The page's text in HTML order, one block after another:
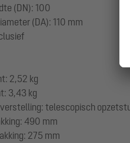
(DN): 100
(DA): 110 mm
2,52 kg
3,43 kg
telescopisch
490 mm
275 mm